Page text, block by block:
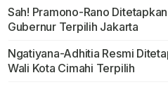
Sah! Pramono-Rano
Gubernur Terpilih Jakarta
Ngatiyana-Adhitia Resmi
Wali Kota Cimahi Terpilih